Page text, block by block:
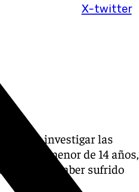
X-twitter
para investigar las
Peña, menor de 14 años,
tras haber sufrido